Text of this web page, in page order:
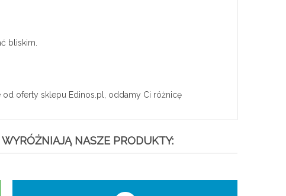
bliskim.
oferty sklepu Edinos.pl, oddamy Ci różnicę
NASZE PRODUKTY: